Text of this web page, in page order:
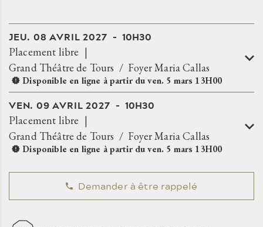
JEU. 08 AVRIL 2027 10H30
Placement libre
Grand Théâtre de Tours
Foyer Maria Callas
Disponible en ligne à partir duven. 5 mars 13H00
VEN. 09 AVRIL 2027 10H30
Placement libre
Grand Théâtre de Tours
Foyer Maria Callas
Disponible en ligne à partir duven. 5 mars 13H00
Demander à être rappelé